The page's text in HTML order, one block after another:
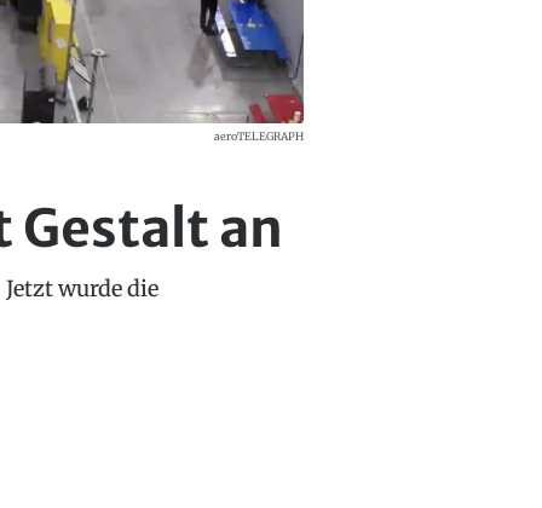
aeroTELEGRAPH
an
wurde die